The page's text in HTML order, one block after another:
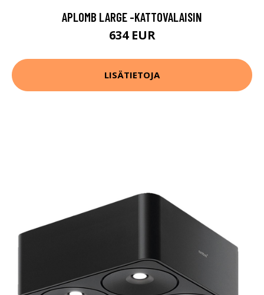
APLOMB LARGE -KATTOVALAISIN
634 EUR
LISÄTIETOJA